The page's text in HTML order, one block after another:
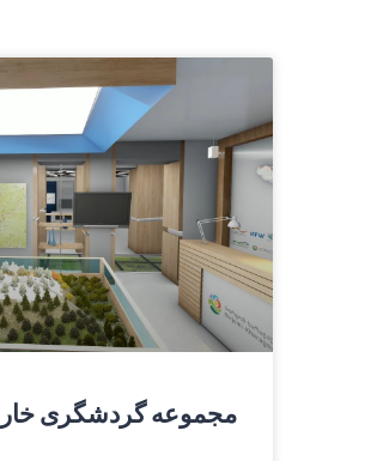
مجموعه گردشگری